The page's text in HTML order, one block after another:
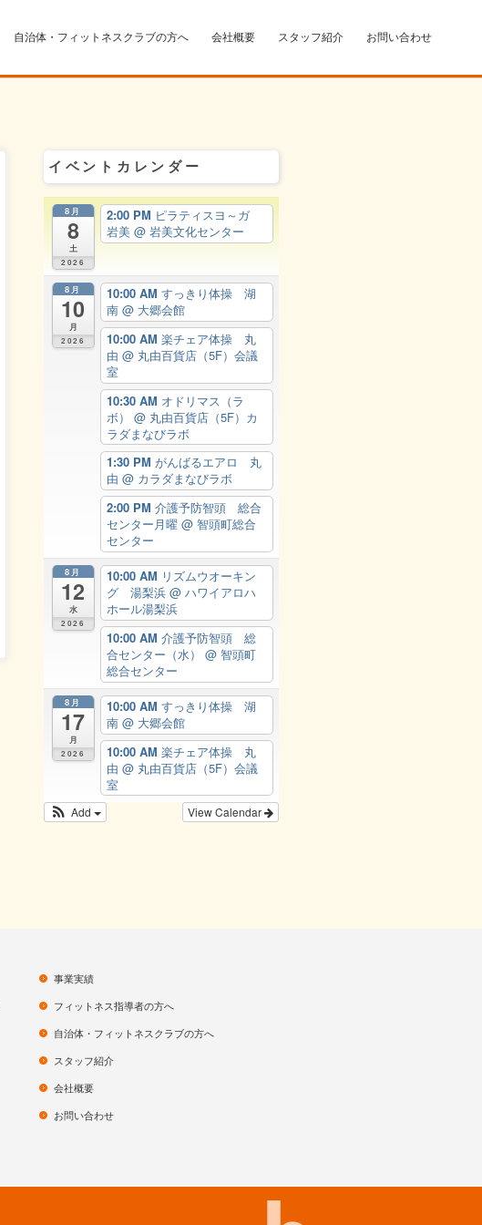
自治体・フィットネスクラブの方へ 会社概要 スタッフ紹介 お問い合わせ
イベントカレンダー
8月
8
土
2026
2:00 PM ピラティスヨ～ガ
岩美 @ 岩美文化センター
8月
10
月
2026
10:00 AM すっきり体操 湖
南 @ 大郷会館
10:00 AM 楽チェア体操 丸
由 @ 丸由百貨店（5F）会議
室
10:30 AM オドリマス（ラ
ボ） @ 丸由百貨店（5F）カ
ラダまなびラボ
1:30 PM がんばるエアロ 丸
由 @ カラダまなびラボ
2:00 PM 介護予防智頭 総合
センター月曜 @ 智頭町総合
センター
8月
12
水
2026
10:00 AM リズムウオーキン
グ 湯梨浜 @ ハワイアロハ
ホール湯梨浜
10:00 AM 介護予防智頭 総
合センター（水） @ 智頭町
総合センター
8月
17
月
2026
10:00 AM すっきり体操 湖
南 @ 大郷会館
10:00 AM 楽チェア体操 丸
由 @ 丸由百貨店（5F）会議
室
View Calendar
Add
事業実績
フィットネス指導者の方へ
自治体・フィットネスクラブの方へ
スタッフ紹介
会社概要
お問い合わせ